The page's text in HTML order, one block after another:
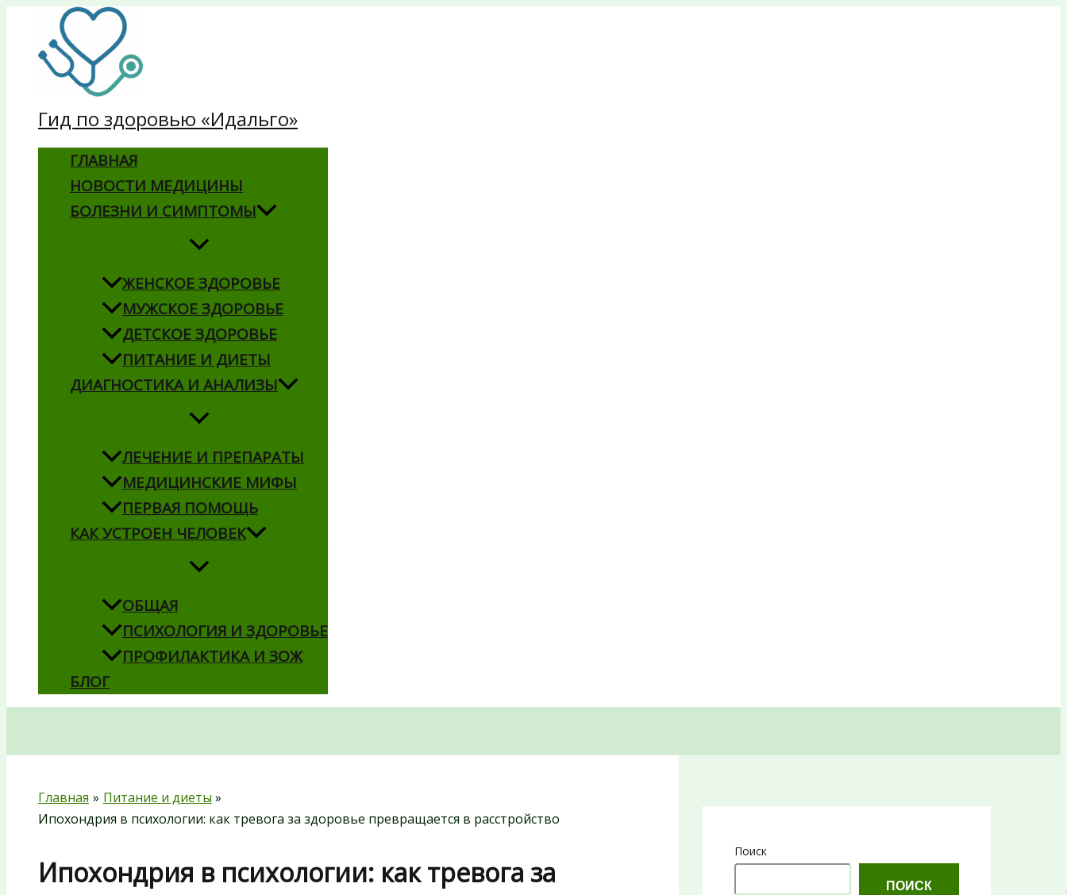
содержимому
Гид по здоровью «Идальго»
ГЛАВНАЯ
НОВОСТИ МЕДИЦИНЫ
БОЛЕЗНИ И СИМПТОМЫ
ЖЕНСКОЕ ЗДОРОВЬЕ
МУЖСКОЕ ЗДОРОВЬЕ
ДЕТСКОЕ ЗДОРОВЬЕ
ПИТАНИЕ И ДИЕТЫ
ДИАГНОСТИКА И АНАЛИЗЫ
ЛЕЧЕНИЕ И ПРЕПАРАТЫ
МЕДИЦИНСКИЕ МИФЫ
ПЕРВАЯ ПОМОЩЬ
КАК УСТРОЕН ЧЕЛОВЕК
ОБЩАЯ
ПСИХОЛОГИЯ И ЗДОРОВЬЕ
ПРОФИЛАКТИКА И ЗОЖ
БЛОГ
Главная
Питание и диеты
Ипохондрия в психологии: как тревога за здоровье превращается в расстройство
Ипохондрия в психологии: как тревога за
Поиск
ПОИСК